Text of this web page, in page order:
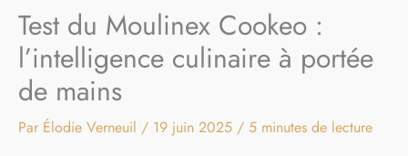
Test du Moulinex Cookeo :
l’intelligence culinaire à portée
de mains
Par Élodie Verneuil / 19 juin 2025 / 5 minutes de lecture